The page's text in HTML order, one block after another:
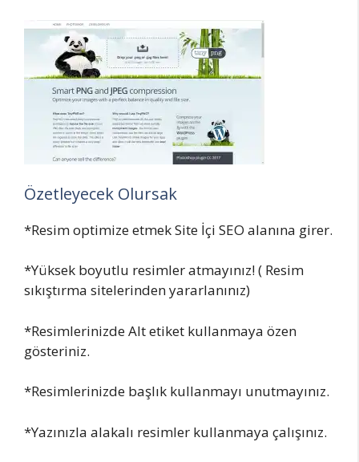
Özetleyecek Olursak
*Resim optimize etmek Site İçi SEO alanına girer.
*Yüksek boyutlu resimler atmayınız! ( Resim
sıkıştırma sitelerinden yararlanınız)
*Resimlerinizde Alt etiket kullanmaya özen
gösteriniz.
*Resimlerinizde başlık kullanmayı unutmayınız.
*Yazınızla alakalı resimler kullanmaya çalışınız.